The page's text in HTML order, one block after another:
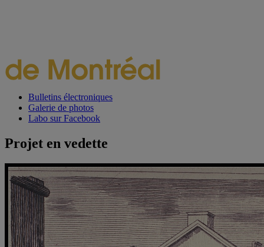
Bulletins électroniques
Galerie de photos
Labo sur Facebook
Projet en vedette